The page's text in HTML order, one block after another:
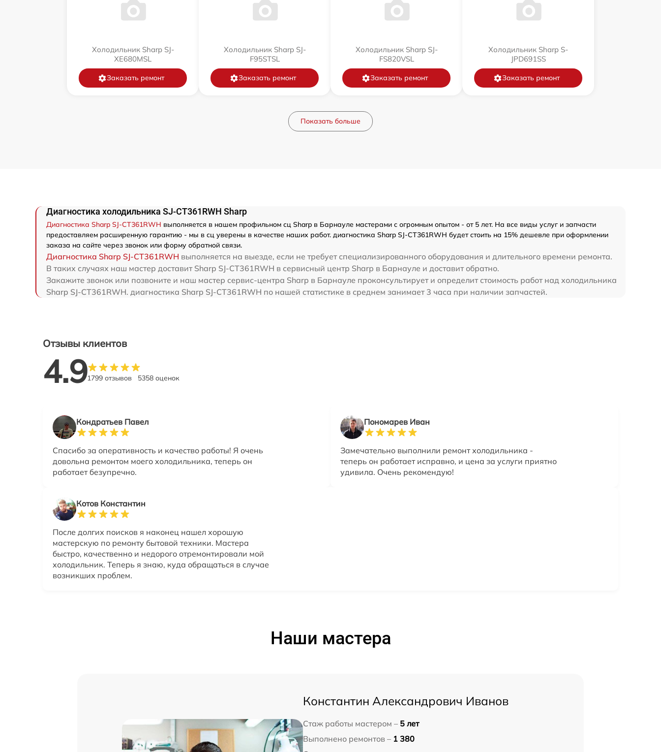
Холодильник Sharp SJ-
XE680MSL
Заказать ремонт
Холодильник Sharp SJ-
F95STSL
Заказать ремонт
Холодильник Sharp SJ-
FS820VSL
Заказать ремонт
Холодильник Sharp S-
JPD691SS
Заказать ремонт
Показать больше
Диагностика холодильника SJ-CT361RWH Sharp
Диагностика Sharp SJ-CT361RWH выполняется в нашем профильном сц Sharp в Барнауле мастерами с огромным опытом - от 5 лет. На все виды услуг и запчасти
предоставляем расширенную гарантию - мы в сц уверены в качестве наших работ. диагностика Sharp SJ-CT361RWH будет стоить на 15% дешевле при оформлении
заказа на сайте через звонок или форму обратной связи.
Диагностика Sharp SJ-CT361RWH выполняется на выезде, если не требует специализированного оборудования и длительного времени ремонта.
В таких случаях наш мастер доставит Sharp SJ-CT361RWH в сервисный центр Sharp в Барнауле и доставит обратно.
Закажите звонок или позвоните и наш мастер сервис-центра Sharp в Барнауле проконсультирует и определит стоимость работ над холодильника
Sharp SJ-CT361RWH. диагностика Sharp SJ-CT361RWH по нашей статистике в среднем занимает 3 часа при наличии запчастей.
Отзывы клиентов
4.91799 отзывов 5358 оценок
Кондратьев Павел
Спасибо за оперативность и качество работы! Я очень
довольна ремонтом моего холодильника, теперь он
работает безупречно.
Пономарев Иван
Замечательно выполнили ремонт холодильника -
теперь он работает исправно, и цена за услуги приятно
удивила. Очень рекомендую!
Котов Константин
После долгих поисков я наконец нашел хорошую
мастерскую по ремонту бытовой техники. Мастера
быстро, качественно и недорого отремонтировали мой
холодильник. Теперь я знаю, куда обращаться в случае
возникших проблем.
Наши мастера
Константин Александрович Иванов
Стаж работы мастером – 5 лет
Выполнено ремонтов – 1 380